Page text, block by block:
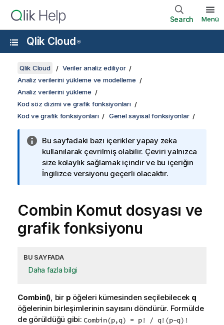
Search Menü
Qlik Cloud ®
Qlik Cloud
Veriler analiz ediliyor
Analiz verilerini yükleme ve modelleme
Analiz verilerini yükleme
Kod söz dizimi ve grafik fonksiyonları
Kod ve grafik fonksiyonları
Genel sayısal fonksiyonlar
Bu sayfadaki bazı içerikler yapay zeka
kullanılarak çevrilmiş olabilir. Çeviri yalnızca
size kolaylık sağlamak içindir ve bu içeriğin
İngilizce versiyonu geçerli olacaktır.
Combin Komut dosyası ve
grafik fonksiyonu
BU SAYFADA
Daha fazla bilgi
Combin(), bir p öğeleri kümesinden seçilebilecek q
öğelerinin birleşimlerinin sayısını döndürür. Formülde
de görüldüğü gibi: Combin(p,q) = p! / q!(p-q)!